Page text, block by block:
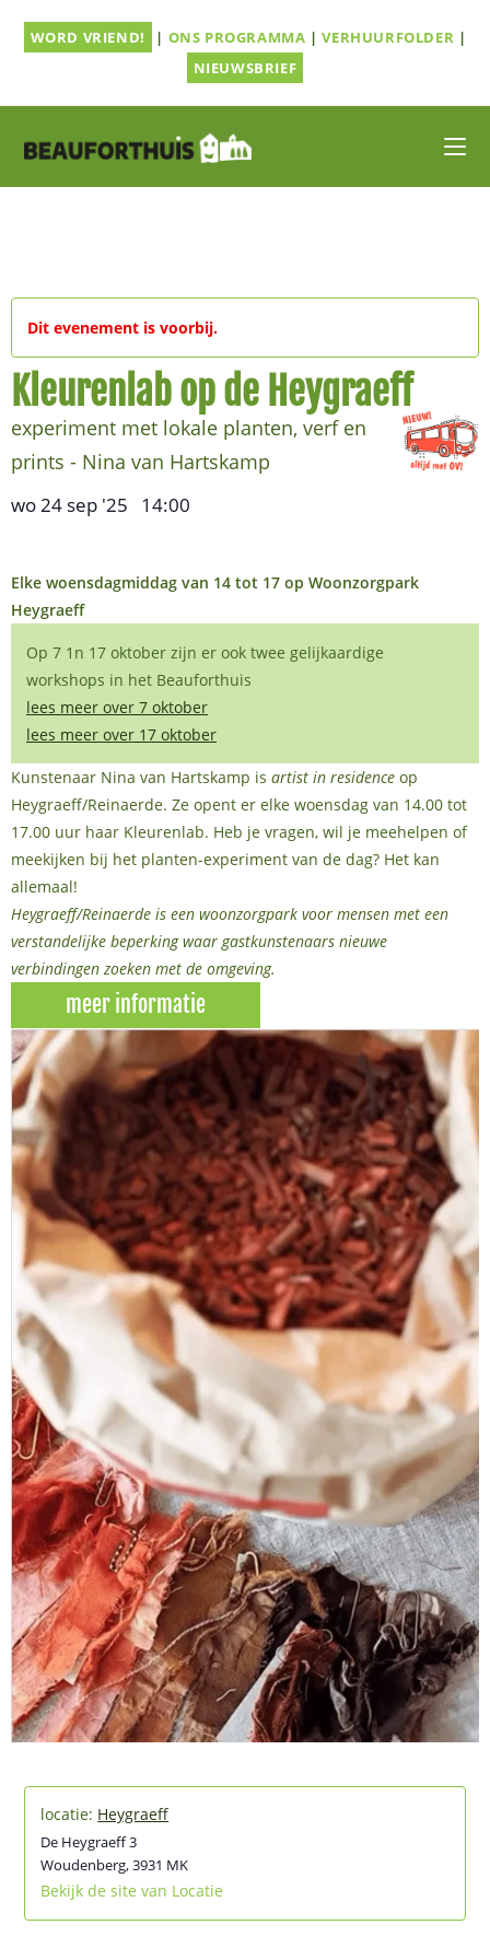
naarWORD VRIEND! | ONS PROGRAMMA |VERHUURFOLDER |
NIEUWSBRIEF
Dit evenement is voorbij.
Kleurenlab op de Heygraeff
experiment met lokale planten, verf en
prints - Nina van Hartskamp
wo 24 sep '25 14:00
Elke woensdagmiddag van 14 tot 17 op Woonzorgpark
Heygraeff
Op 7 1n 17 oktober zijn er ook twee gelijkaardige
workshops in het Beauforthuis
lees meer over 7 oktober
lees meer over 17 oktober
Kunstenaar Nina van Hartskamp is artist in residence op
Heygraeff/Reinaerde. Ze opent er elke woensdag van 14.00 tot
17.00 uur haar Kleurenlab. Heb je vragen, wil je meehelpen of
meekijken bij het planten-experiment van de dag? Het kan
allemaal!
Heygraeff/Reinaerde is een woonzorgpark voor mensen met een
verstandelijke beperking waar gastkunstenaars nieuwe
verbindingen zoeken met de omgeving.
meer informatie
Heygraeff
De Heygraeff 3
Woudenberg,3931 MK
Bekijk de site van Locatie